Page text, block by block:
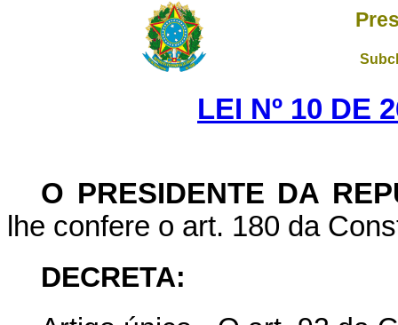
LEI Nº 10 DE
O PRESIDENTE DA
lhe confere o art. 180 da
DECRETA: